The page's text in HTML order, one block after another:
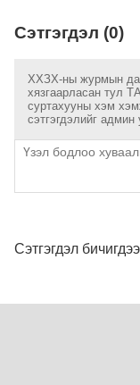
Сэтгэгдэл (0)
ХХЗХ-ны журмын
хязгаарласан тул
суртахууны хэм
сэтгэгдэлийг админ
Сэтгэгдэл